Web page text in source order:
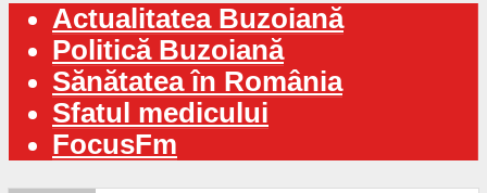
Actualitatea Buzoiană
Politică Buzoiană
Sănătatea în România
Sfatul medicului
FocusFm